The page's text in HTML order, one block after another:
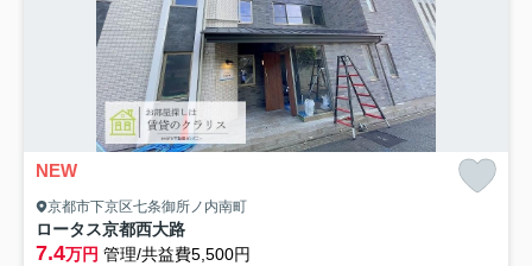
NEW
京都市下京区七条御所ノ内南町
ロータス京都西大路
7.4万円 管理/共益費5,500円